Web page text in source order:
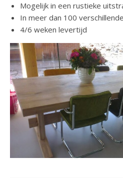
Mogelijk in een rustieke
In meer dan 100
4/6 weken levertijd